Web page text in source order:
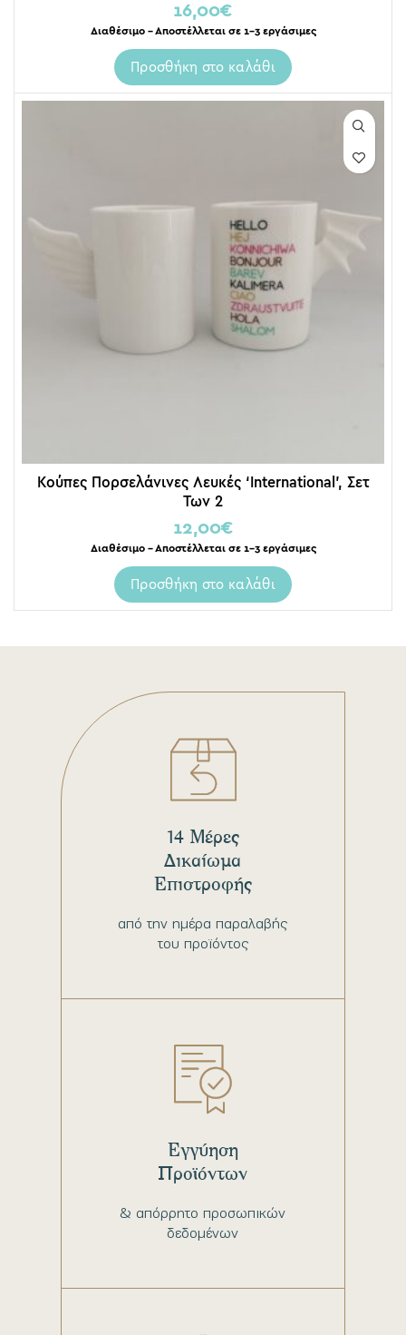
16,00€
Διαθέσιμο – Αποστέλλεται σε 1-3 εργάσιμες
Προσθήκη στο καλάθι
Κούπες Πορσελάνινες Λευκές ‘International’, Σετ
Των 2
12,00€
Διαθέσιμο – Αποστέλλεται σε 1-3 εργάσιμες
Προσθήκη στο καλάθι
από την ημέρα παραλαβής
του προϊόντος
14 Μέρες
Δικαίωμα
Επιστροφής
& απόρρητο προσωπικών
δεδομένων
Εγγύηση
Προϊόντων